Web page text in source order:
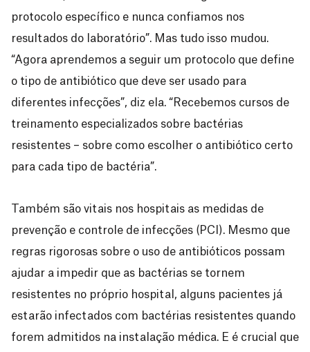
protocolo específico e nunca confiamos nos
resultados do laboratório”. Mas tudo isso mudou.
“Agora aprendemos a seguir um protocolo que define
o tipo de antibiótico que deve ser usado para
diferentes infecções”, diz ela. “Recebemos cursos de
treinamento especializados sobre bactérias
resistentes – sobre como escolher o antibiótico certo
para cada tipo de bactéria”.
Também são vitais nos hospitais as medidas de
prevenção e controle de infecções (PCI). Mesmo que
regras rigorosas sobre o uso de antibióticos possam
ajudar a impedir que as bactérias se tornem
resistentes no próprio hospital, alguns pacientes já
estarão infectados com bactérias resistentes quando
forem admitidos na instalação médica. E é crucial que